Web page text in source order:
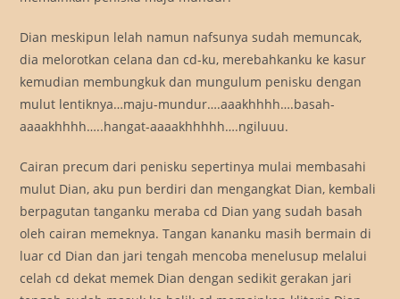
Dian meskipun lelah namun nafsunya sudah memuncak,
dia melorotkan celana dan cd-ku, merebahkanku ke kasur
kemudian membungkuk dan mungulum penisku dengan
mulut lentiknya…maju-mundur….aaakhhhh….basah-
aaaakhhhh…..hangat-aaaakhhhhh….ngiluuu.
Cairan precum dari penisku sepertinya mulai membasahi
mulut Dian, aku pun berdiri dan mengangkat Dian, kembali
berpagutan tanganku meraba cd Dian yang sudah basah
oleh cairan memeknya. Tangan kananku masih bermain di
luar cd Dian dan jari tengah mencoba menelusup melalui
celah cd dekat memek Dian dengan sedikit gerakan jari